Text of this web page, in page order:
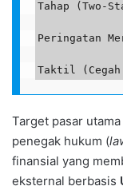
Tahap (Two-
Peringatan
Target pasar
penegak hukum (
finansial yang
eksternal berbasis